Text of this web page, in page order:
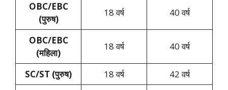
OBC/EBC
(पुरुष)
18 वर्ष 40 वर्ष
OBC/EBC
(महिला)
18 वर्ष 40 वर्ष
SC/ST (पुरुष) 18 वर्ष
42 वर्ष